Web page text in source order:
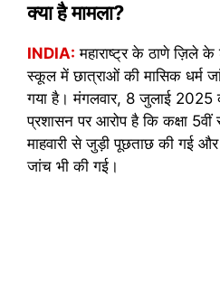
क्या है मामला?
INDIA: महाराष्ट्र के ठाणे ज़िले
स्कूल में छात्राओं की मासिक धर्म
गया है। मंगलवार, 8 जुलाई
प्रशासन पर आरोप है कि कक्षा
माहवारी से जुड़ी पूछताछ की गई
जांच भी की गई।